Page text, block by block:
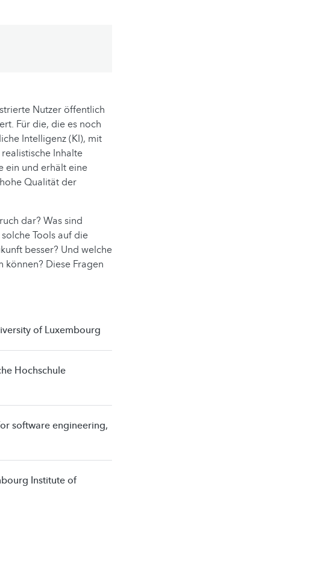
Nutzer öffentlich
Für die, die es noch
Intelligenz (KI), mit
Inhalte
ein und erhält eine
Qualität der
dar? Was sind
Tools auf die
besser? Und welche
können? Diese Fragen
of Luxembourg